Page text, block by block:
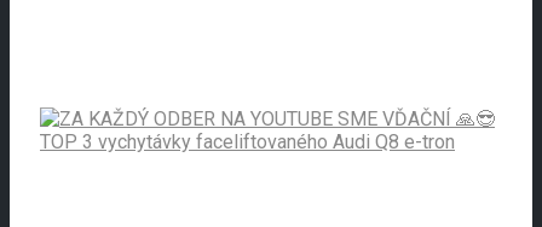
TOP 3 vychytávky faceliftovaného Audi Q8 e-tron